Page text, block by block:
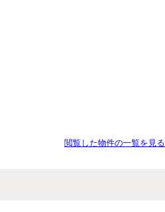
閲覧した物件の一覧を見る